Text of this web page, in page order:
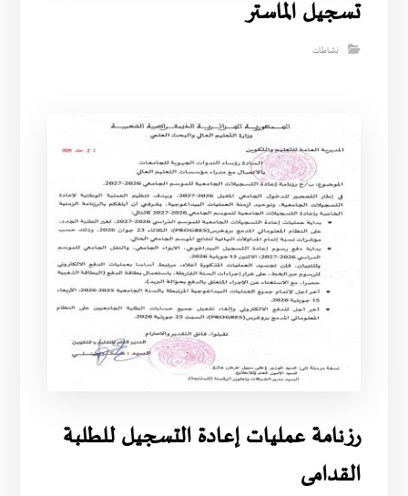
تسجيل الماستر
نشاطات
رزنامة عمليات إعادة التسجيل للطلبة
القدامى